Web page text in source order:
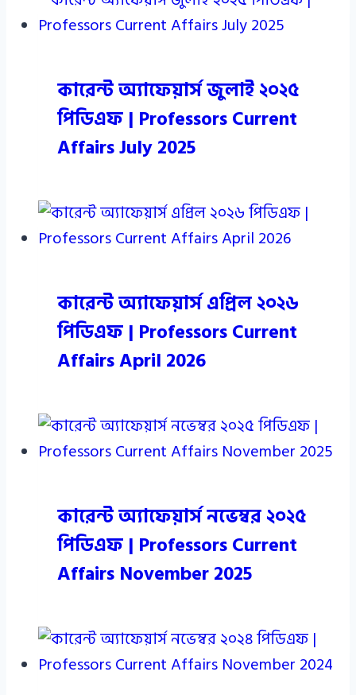
কারেন্ট অ্যাফেয়ার্স জুলাই ২০২৫
পিডিএফ | Professors Current
Affairs July 2025
কারেন্ট অ্যাফেয়ার্স এপ্রিল ২০২৬
পিডিএফ | Professors Current
Affairs April 2026
কারেন্ট অ্যাফেয়ার্স নভেম্বর ২০২৫
পিডিএফ | Professors Current
Affairs November 2025